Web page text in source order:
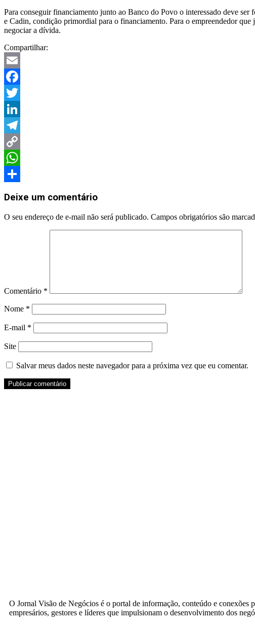
Para conseguir financiamento junto ao Banco do Povo o interessado deve
e Cadin, condição primordial para o financiamento. Para o empreendedor
negociar a dívida.
Compartilhar:
Email
Facebook
Twitter
LinkedIn
Telegram
Copy
Link
WhatsApp
Deixe um comentário
O seu endereço de e-mail não será publicado. Campos obrigatórios são
Comentário *
Nome *
E-mail *
Site
Salvar meus dados neste navegador para a próxima vez que eu comentar.
O Jornal Visão de Negócios é o portal de informação, conteúdo e conexões
empresários, gestores e líderes que impulsionam o desenvolvimento dos